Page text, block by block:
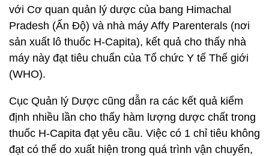
với Cơ quan quản lý dược của bang Himachal
Pradesh (Ấn Độ) và nhà máy Affy Parenterals (nơi
sản xuất lô thuốc H-Capita), kết quả cho thấy nhà
máy này đạt tiêu chuẩn của Tổ chức Y tế Thế giới
(WHO).
Cục Quản lý Dược cũng dẫn ra các kết quả kiểm
định nhiều lần cho thấy hàm lượng dược chất trong
thuốc H-Capita đạt yêu cầu. Việc có 1 chỉ tiêu không
đạt có thể do xuất hiện trong quá trình vận chuyển,